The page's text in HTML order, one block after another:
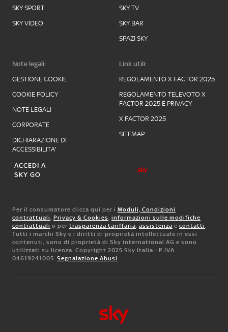
SKY SPORT
SKY VIDEO
SKY TV
SKY BAR
SPAZI SKY
Note legali:
GESTIONE COOKIE
COOKIE POLICY
NOTE LEGALI
CORPORATE
DICHIARAZIONE DI
ACCESSIBILITA'
Link utili:
REGOLAMENTO X FACTOR 2025
REGOLAMENTO TELEVOTO X
FACTOR 2025 E PRIVACY
X FACTOR 2025
SITEMAP
ACCEDI A
SKY GO
Per il consumatore clicca qui per i Moduli, Condizioni
contrattuali, Privacy & Cookies, informazioni sulle modifiche
contrattuali o per trasparenza tariffaria, assistenza e contatti.
Tutti i marchi Sky e i diritti di proprietà intellettuale in essi
contenuti, sono di proprietà di Sky international AG e sono
utilizzati su licenza. Copyright 2025 Sky Italia - P.IVA
04619241005. Segnalazione Abusi